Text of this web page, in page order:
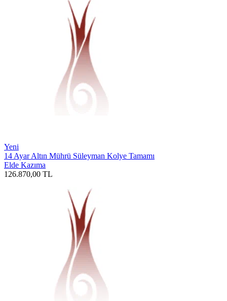
Yeni
14 Ayar Altın Mührü Süleyman Kolye Tamamı
Elde Kazıma
126.870,00 TL